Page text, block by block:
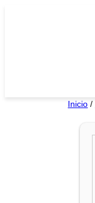
Inicio /